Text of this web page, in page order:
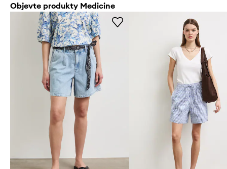
Objevte produkty Medicine